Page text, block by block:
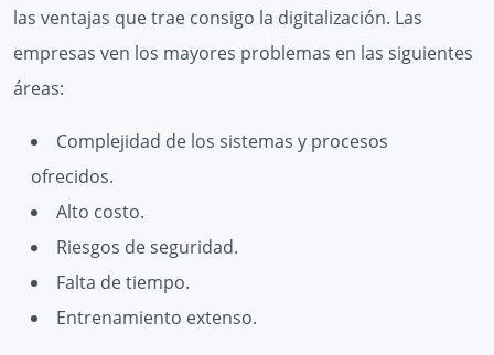
las ventajas que trae consigo la digitalización. Las
empresas ven los mayores problemas en las siguientes
áreas:
Complejidad de los sistemas y procesos
ofrecidos.
Alto costo.
Riesgos de seguridad.
Falta de tiempo.
Entrenamiento extenso.